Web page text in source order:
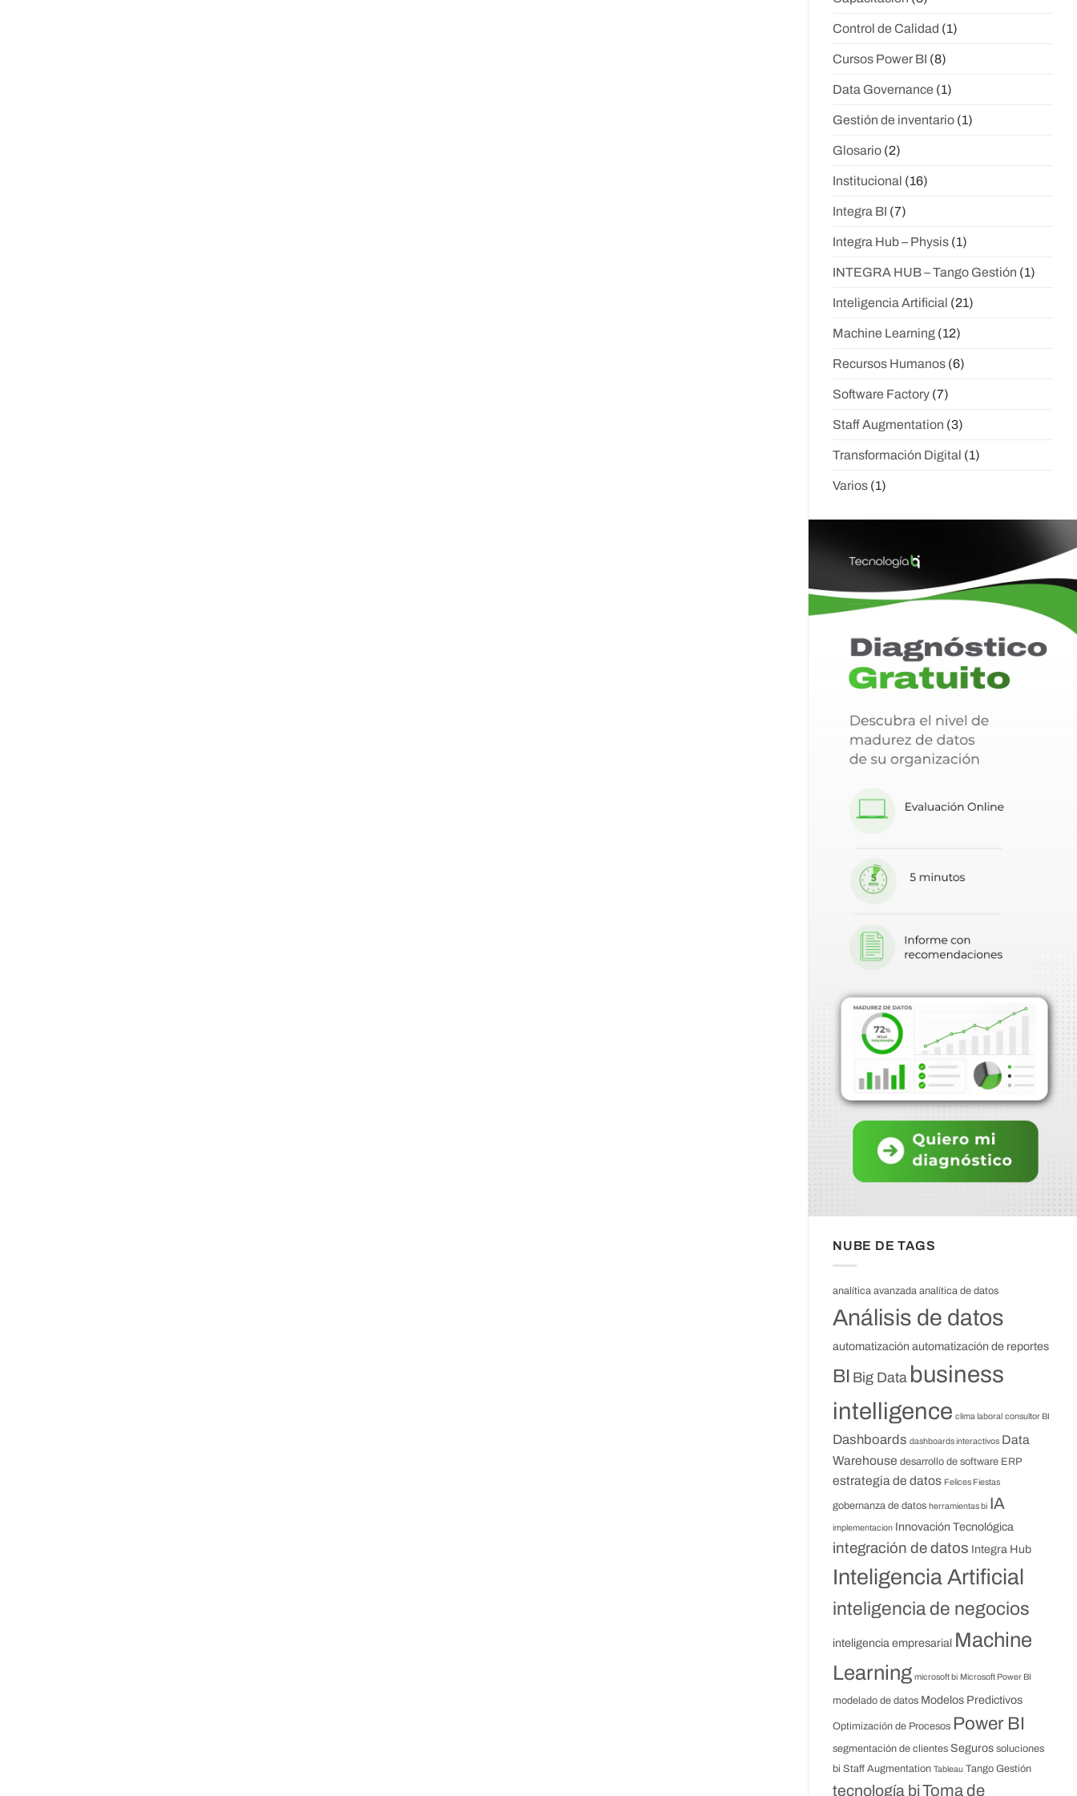
Control de Calidad (1)
Cursos Power BI (8)
Data Governance (1)
Gestión de inventario (1)
Glosario (2)
Institucional (16)
Integra BI (7)
Integra Hub – Physis (1)
INTEGRA HUB – Tango Gestión (1)
Inteligencia Artificial (21)
Machine Learning (12)
Recursos Humanos (6)
Software Factory (7)
Staff Augmentation (3)
Transformación Digital (1)
Varios (1)
NUBE DE TAGS
analítica avanzada analítica de datos
Análisis de datos
automatizaciónautomatización de reportes
BI Big Data business
intelligence clima laboral consultor BI
Dashboards dashboards interactivos Data
Warehouse desarrollo de software ERP
estrategia de datos Felices Fiestas
gobernanza de datos herramientas bi IA
implementacion Innovación Tecnológica
integración de datos Integra Hub
Inteligencia Artificial
inteligencia de negocios
inteligencia empresarial Machine
Learning microsoft bi Microsoft Power BI
modelado de datos Modelos Predictivos
Optimización de Procesos Power BI
segmentación de clientes Seguros soluciones
bi Staff Augmentation Tableau Tango Gestión
tecnología biToma de